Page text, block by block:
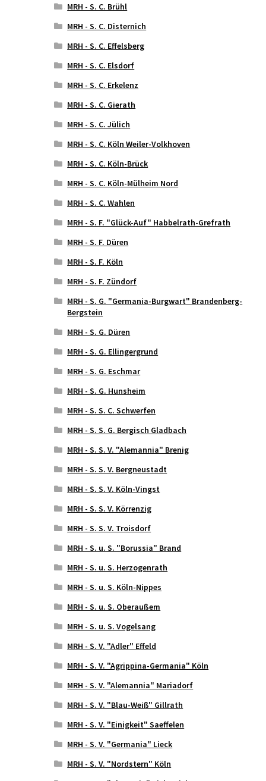
MRH - S. C. Brühl
MRH - S. C. Disternich
MRH - S. C. Effelsberg
MRH - S. C. Elsdorf
MRH - S. C. Erkelenz
MRH - S. C. Gierath
MRH - S. C. Jülich
MRH - S. C. Köln Weiler-Volkhoven
MRH - S. C. Köln-Brück
MRH - S. C. Köln-Mülheim Nord
MRH - S. C. Wahlen
MRH - S. F. "Glück-Auf" Habbelrath-Grefrath
MRH - S. F. Düren
MRH - S. F. Köln
MRH - S. F. Zündorf
MRH - S. G. "Germania-Burgwart" Brandenberg-
Bergstein
MRH - S. G. Düren
MRH - S. G. Ellingergrund
MRH - S. G. Eschmar
MRH - S. G. Hunsheim
MRH - S. S. C. Schwerfen
MRH - S. S. G. Bergisch Gladbach
MRH - S. S. V. "Alemannia" Brenig
MRH - S. S. V. Bergneustadt
MRH - S. S. V. Köln-Vingst
MRH - S. S. V. Körrenzig
MRH - S. S. V. Troisdorf
MRH - S. u. S. "Borussia" Brand
MRH - S. u. S. Herzogenrath
MRH - S. u. S. Köln-Nippes
MRH - S. u. S. Oberaußem
MRH - S. u. S. Vogelsang
MRH - S. V. "Adler" Effeld
MRH - S. V. "Agrippina-Germania" Köln
MRH - S. V. "Alemannia" Mariadorf
MRH - S. V. "Blau-Weiß" Gillrath
MRH - S. V. "Einigkeit" Saeffelen
MRH - S. V. "Germania" Lieck
MRH - S. V. "Nordstern" Köln